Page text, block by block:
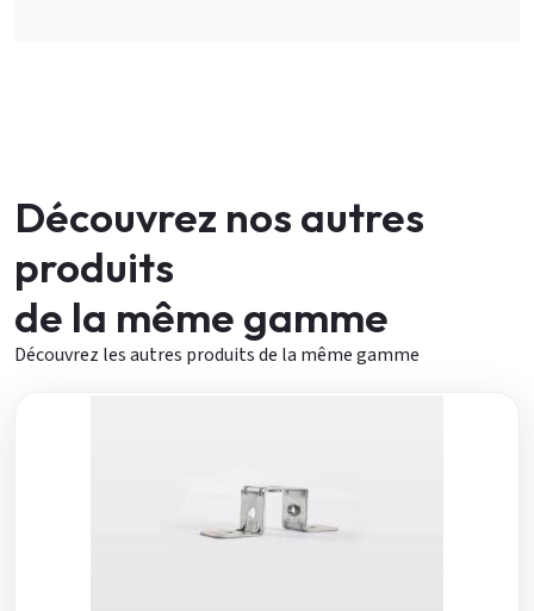
Découvrez nos autres
produits
de la même gamme
Découvrez les autres produits de la même gamme